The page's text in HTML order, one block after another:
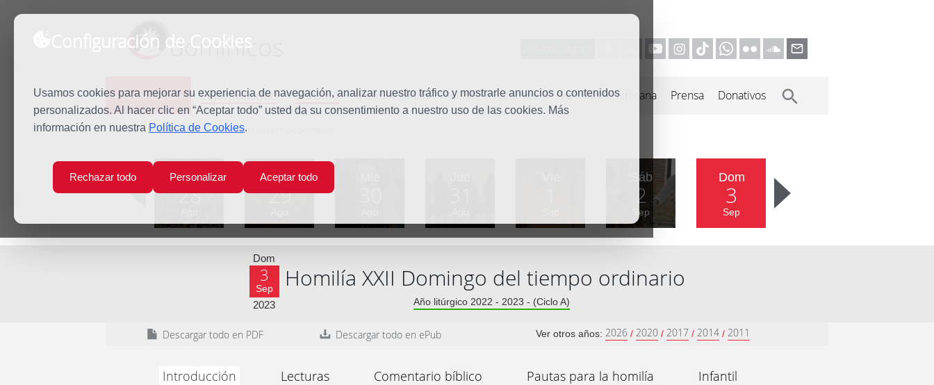
Configuración de Cookies
Usamos cookies para mejorar su experiencia de navegación, analizar nuestro tráfico y mostrarle anuncios o contenidos
personalizados. Al hacer clic en “Aceptar todo” usted da su consentimiento a nuestro uso de las cookies. Más
información en nuestra Política de Cookies.
Rechazar todo Personalizar Aceptar todo
dominicos
Predicación Espiritualidad Estudio Quiénes somos Misión Vocaciones Familia Dominicana Prensa Donativos
Inicio Predicación XXII Domingo del tiempo ordinario
Lun
28
Mar
29
Sáb
2
Sep
Dom
3
Sep
Dom
3
Sep
2023
Homilía XXII Domingo del tiempo ordinario
Año litúrgico 2022 - 2023 - (Ciclo A)
Descargar todo en PDF Descargar todo en ePub Ver otros años: 2026 / 2020 / 2017 / 2014 / 2011
Introducción Lecturas Comentario bíblico Pautas para la homilía Infantil